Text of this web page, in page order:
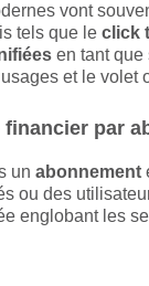
vont
tels que leclick
en tant que
et le volet
par
unabonnement
ou des
englobant les